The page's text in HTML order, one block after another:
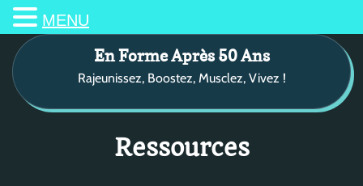
En Forme Après 50 Ans
Rajeunissez, Boostez, Musclez, Vivez !
Ressources
MENU